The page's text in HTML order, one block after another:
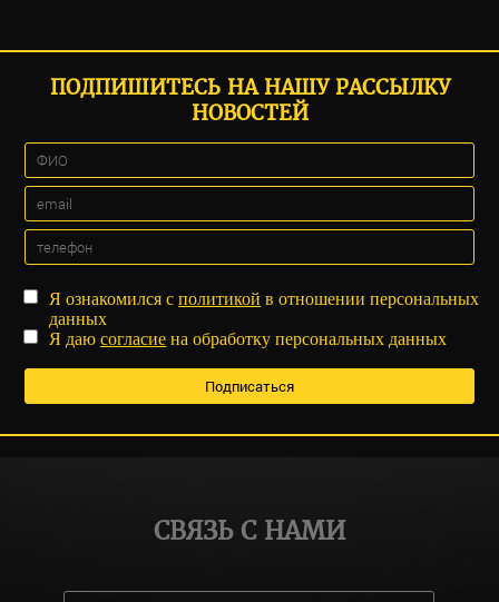
ПОДПИШИТЕСЬ НА НАШУ РАССЫЛКУ
НОВОСТЕЙ
Я ознакомился сполитикой в отношении персональных
данных
Я даюсогласие на обработку персональных данных
СВЯЗЬ С НАМИ